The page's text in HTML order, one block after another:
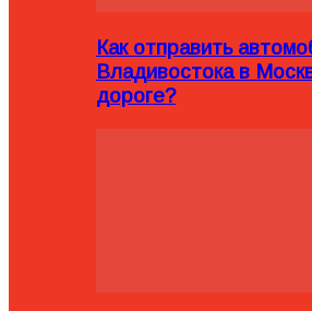
Как отправить
Владивостока в
дороге?